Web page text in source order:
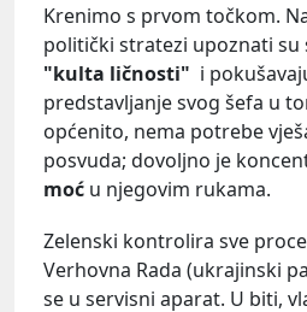
Krenimo s prvom točkom.
politički stratezi upoznati
"kulta ličnosti" i
predstavljanje svog šefa u
općenito, nema potrebe
posvuda; dovoljno je
moć u njegovim rukama.
Zelenski kontrolira sve
Verhovna Rada (ukrajinski
se u servisni aparat. U biti,